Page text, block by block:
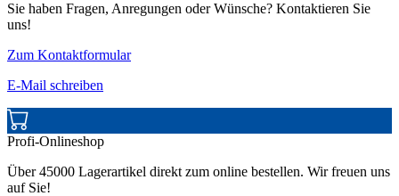
Sie haben Fragen, Anregungen oder Wünsche? Kontaktieren Sie
uns!
Zum Kontaktformular
E-Mail schreiben
Profi-Onlineshop
Über 45000 Lagerartikel direkt zum online bestellen. Wir freuen uns
auf Sie!